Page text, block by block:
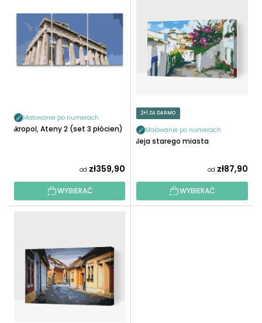
D
U
U
K
Malowanie po numerach
Akropol, Ateny 2 (set 3 płócien)
od zł359,90
WYBIERAĆ
2+1 ZA DARMO
Malowanie po numerach
Aleja starego miasta
od zł87,90
WYBIERAĆ